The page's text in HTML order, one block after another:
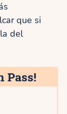
que si
del
Pass!